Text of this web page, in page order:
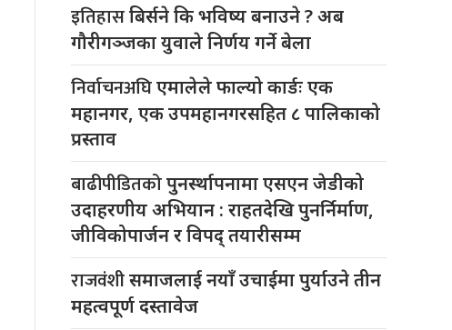
इतिहासबिर्सने कि भविष्य बनाउने ? अब
गौरीगञ्जका युवाले निर्णय गर्ने बेला
निर्वाचनअघिएमालेले फाल्यो कार्डः एक
महानगर, एक उपमहानगरसहित ८ पालिकाको
प्रस्ताव
बाढीपीडितकोपुनर्स्थापनामा एसएन जेडीको
उदाहरणीय अभियान : राहतदेखि पुनर्निर्माण,
जीविकोपार्जन र विपद् तयारीसम्म
राजवंशीसमाजलाई नयाँ उचाईमा पुर्याउने तीन
महत्वपूर्ण दस्तावेज